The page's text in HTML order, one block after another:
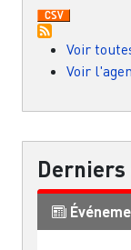
Voir
Voir
Derniers